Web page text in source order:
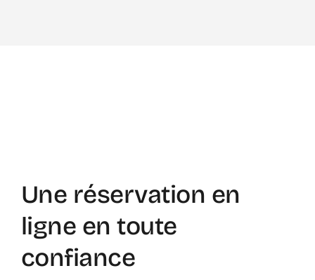
Une réservation en
ligne en toute
confiance